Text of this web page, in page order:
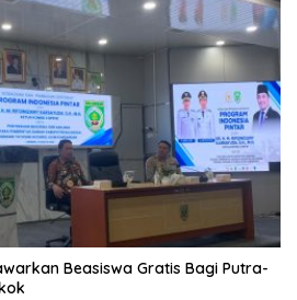
Beasiswa Gratis Bagi Putra-